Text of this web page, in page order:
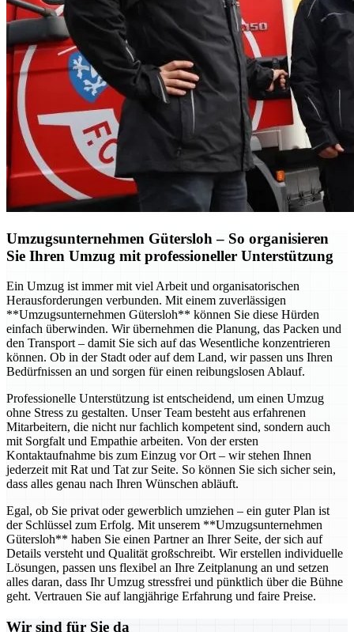
Umzugsunternehmen Gütersloh – So organisieren
Sie Ihren Umzug mit professioneller Unterstützung
Ein Umzug ist immer mit viel Arbeit und organisatorischen
Herausforderungen verbunden. Mit einem zuverlässigen
**Umzugsunternehmen Gütersloh** können Sie diese Hürden
einfach überwinden. Wir übernehmen die Planung, das Packen und
den Transport – damit Sie sich auf das Wesentliche konzentrieren
können. Ob in der Stadt oder auf dem Land, wir passen uns Ihren
Bedürfnissen an und sorgen für einen reibungslosen Ablauf.
Professionelle Unterstützung ist entscheidend, um einen Umzug
ohne Stress zu gestalten. Unser Team besteht aus erfahrenen
Mitarbeitern, die nicht nur fachlich kompetent sind, sondern auch
mit Sorgfalt und Empathie arbeiten. Von der ersten
Kontaktaufnahme bis zum Einzug vor Ort – wir stehen Ihnen
jederzeit mit Rat und Tat zur Seite. So können Sie sich sicher sein,
dass alles genau nach Ihren Wünschen abläuft.
Egal, ob Sie privat oder gewerblich umziehen – ein guter Plan ist
der Schlüssel zum Erfolg. Mit unserem **Umzugsunternehmen
Gütersloh** haben Sie einen Partner an Ihrer Seite, der sich auf
Details versteht und Qualität großschreibt. Wir erstellen individuelle
Lösungen, passen uns flexibel an Ihre Zeitplanung an und setzen
alles daran, dass Ihr Umzug stressfrei und pünktlich über die Bühne
geht. Vertrauen Sie auf langjährige Erfahrung und faire Preise.
Wir sind für Sie da